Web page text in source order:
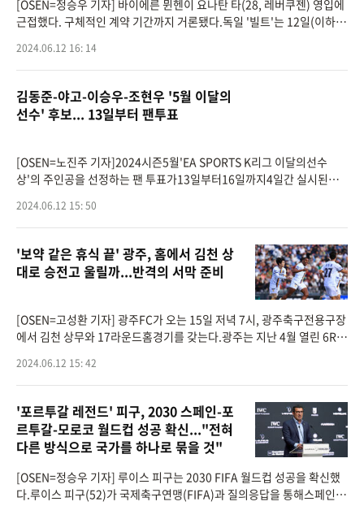
[OSEN=정승우 기자] 바이에른 뮌헨이 요나탄 타(28, 레버쿠젠) 영입에
근접했다. 구체적인 계약 기간까지 거론됐다.독일 '빌트'는 12일(이하
의를 마쳤다&q
2024.06.12 16: 14
김동준-야고-이승우-조현우 '5월 이달의
선수' 후보... 13일부터 팬투표
[OSEN=노진주 기자]2024시즌5월'EA SPORTS K리그 이달의선수
상'의 주인공을 선정하는 팬 투표가13일부터16일까지4일간 실시된
식 비디오게임 파트너 일렉트로닉
2024.06.12 15: 50
'보약 같은 휴식 끝' 광주, 홈에서 김천 상
대로 승전고 울릴까...반격의 서막 준비
[OSEN=고성환 기자] 광주FC가 오는 15일 저녁 7시, 광주축구전용구장
에서 김천 상무와 17라운드홈경기를 갖는다.광주는 지난 4월 열린 6R
힘든 경기를 펼쳤다.
2024.06.12 15: 42
'포르투갈 레전드' 피구, 2030 스페인-포
르투갈-모로코 월드컵 성공 확신..."전혀
다른 방식으로 국가를 하나로 묶을 것"
[OSEN=정승우 기자] 루이스 피구는 2030 FIFA 월드컵 성공을 확신했
다.루이스 피구(52)가 국제축구연맹(FIFA)과 질의응답을 통해스페인과